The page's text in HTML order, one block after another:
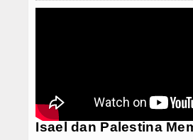
Isael dan Palestina